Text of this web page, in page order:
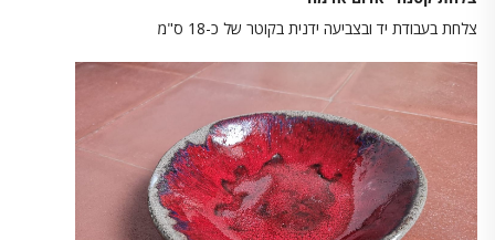
צלחת בעבודת יד ובצביעה ידנית בקוטר של כ-18 ס"מ